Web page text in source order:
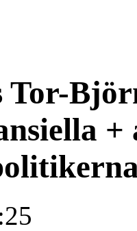
Tor-
+